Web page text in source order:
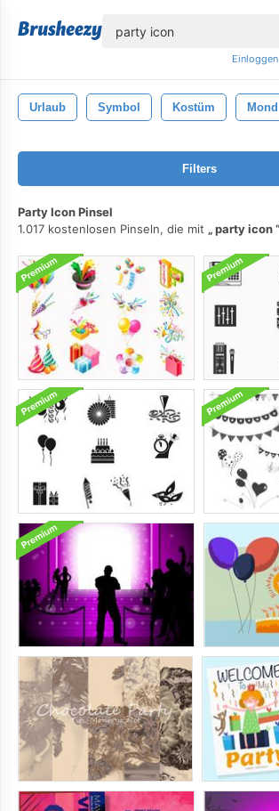
Einloggen
Urlaub Symbol Kostüm Mond
Filters
Party Icon Pinsel
1.017 kostenlosen Pinseln, die mit
party icon